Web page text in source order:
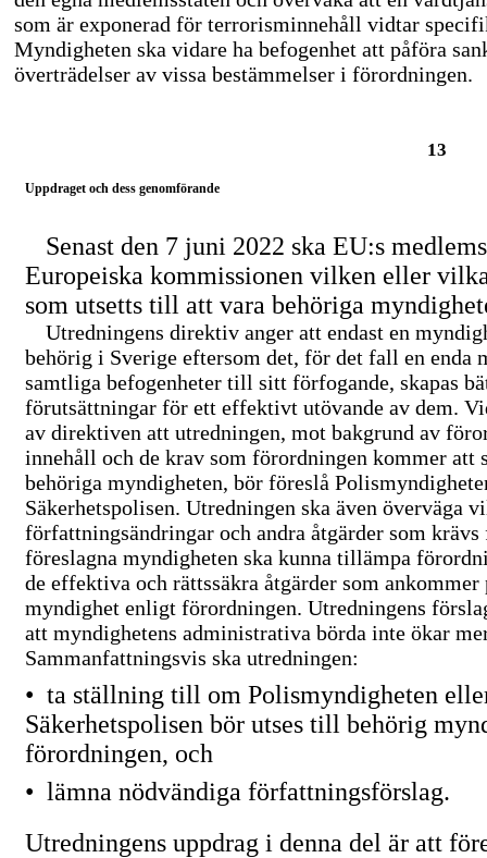
som är exponerad för terrorisminnehåll vidtar
Myndigheten ska vidare ha befogenhet att påföra
överträdelser av vissa bestämmelser i förordningen.
13
Uppdraget och dess genomförande
Senast den 7 juni 2022 ska EU:s
Europeiska kommissionen vilken eller
som utsetts till att vara behöriga
Utredningens direktiv anger att endast en
behörig i Sverige eftersom det, för det fall en enda
samtliga befogenheter till sitt förfogande, skapas
förutsättningar för ett effektivt utövande av dem.
av direktiven att utredningen, mot bakgrund av
innehåll och de krav som förordningen kommer att
behöriga myndigheten, bör föreslå
Säkerhetspolisen. Utredningen ska även överväga
författningsändringar och andra åtgärder som krävs
föreslagna myndigheten ska kunna tillämpa
de effektiva och rättssäkra åtgärder som ankommer
myndighet enligt förordningen. Utredningens
att myndighetens administrativa börda inte ökar
Sammanfattningsvis ska utredningen:
• ta ställning till om Polismyndigheten
Säkerhetspolisen bör utses till behörig
förordningen, och
• lämna nödvändiga författningsförslag.
Utredningens uppdrag i denna del är att